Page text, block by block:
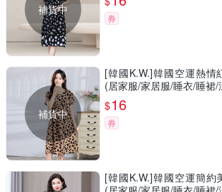
補貨中
券
補貨中
[韓國K.W.]韓國空運熱情
(居家服/家居服/睡衣/睡裙
$16
券
[韓國K.W.]韓國空運簡約